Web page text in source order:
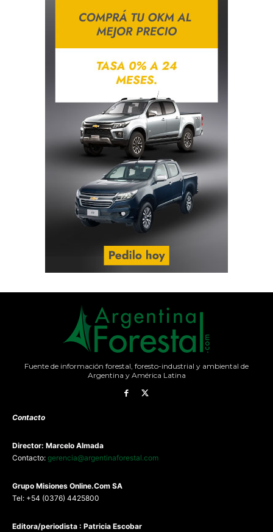
Fuente de información forestal, foresto-industrial y ambiental de
Argentina y América Latina
Contacto
Director: Marcelo Almada
Contacto: gerencia@argentinaforestal.com
Grupo Misiones Online.Com SA
Tel: +54 (0376) 4425800
Editora/periodista : Patricia Escobar